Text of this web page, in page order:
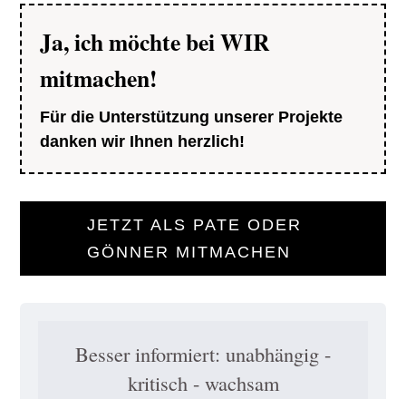
Ja, ich möchte bei WIR
mitmachen!
Für die Unterstützung unserer Projekte
danken wir Ihnen herzlich!
JETZT ALS PATE ODER
GÖNNER MITMACHEN
Besser informiert: unabhängig -
kritisch - wachsam